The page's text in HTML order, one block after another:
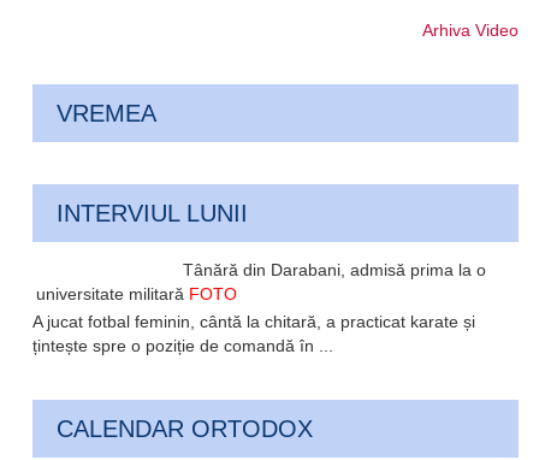
Arhiva Video
VREMEA
INTERVIUL LUNII
Tânără din Darabani, admisă prima la o
universitate militară FOTO
A jucat fotbal feminin, cântă la chitară, a practicat karate și
țintește spre o poziție de comandă în ...
CALENDAR ORTODOX